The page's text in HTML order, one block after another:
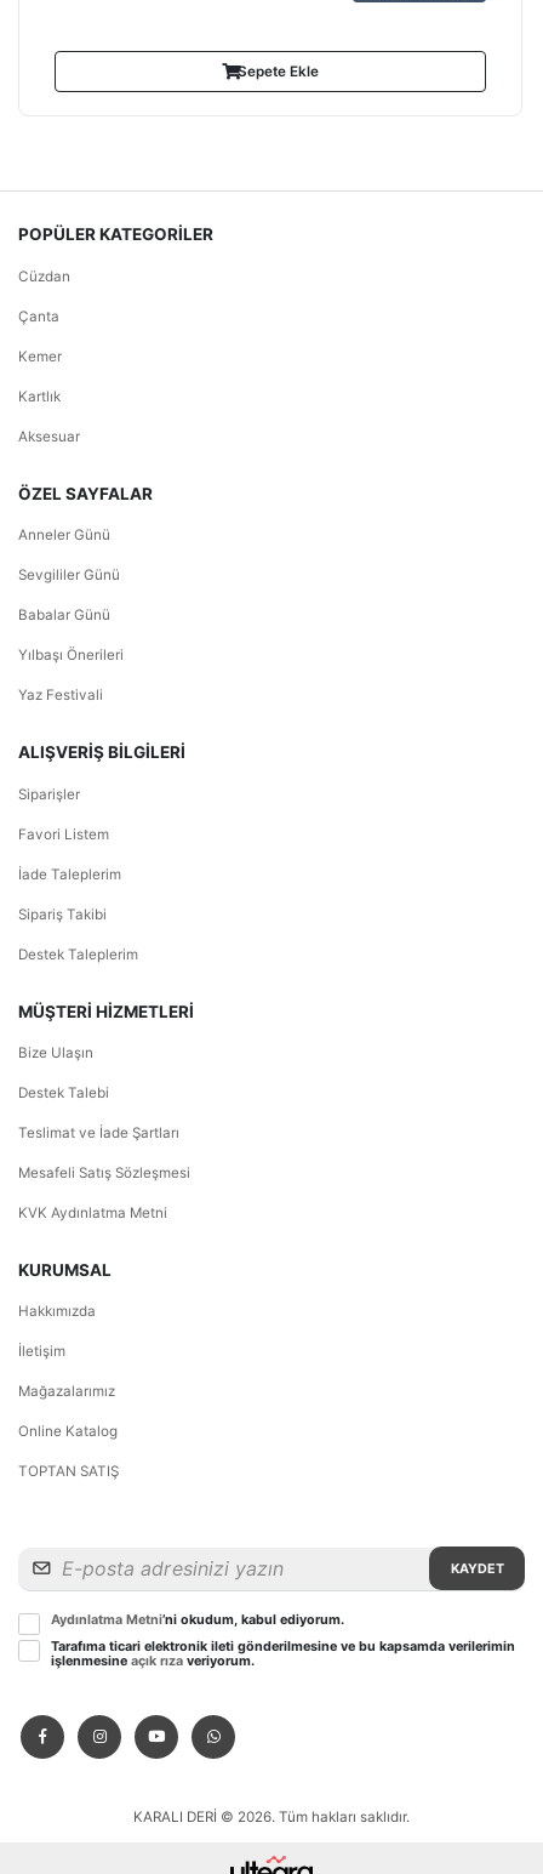
Sepete Ekle
POPÜLER KATEGORİLER
Cüzdan
Çanta
Kemer
Kartlık
Aksesuar
ÖZEL SAYFALAR
Anneler Günü
Sevgililer Günü
Babalar Günü
Yılbaşı Önerileri
Yaz Festivali
ALIŞVERİŞ BİLGİLERİ
Siparişler
Favori Listem
İade Taleplerim
Sipariş Takibi
Destek Taleplerim
MÜŞTERİ HİZMETLERİ
Bize Ulaşın
Destek Talebi
Teslimat ve İade Şartları
Mesafeli Satış Sözleşmesi
KVK Aydınlatma Metni
KURUMSAL
Hakkımızda
İletişim
Mağazalarımız
Online Katalog
TOPTAN SATIŞ
KAYDET
Aydınlatma Metni’ni okudum, kabul ediyorum.
Tarafıma ticari elektronik ileti gönderilmesine ve bu kapsamda verilerimin
işlenmesine açık rıza veriyorum.
KARALI DERİ © 2026. Tüm hakları saklıdır.